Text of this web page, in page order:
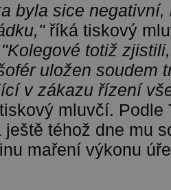
byla sice
říká tiskový
"Kolegové totiž
uložen soudem
v zákazu řízení
mluvčí. Podle
téhož dne mu
maření výkonu